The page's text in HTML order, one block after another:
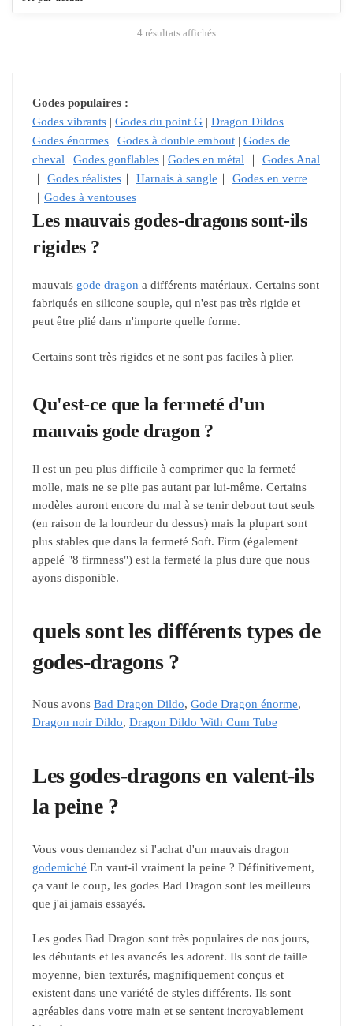
4 résultats affichés
Godes populaires :
Godes vibrants | Godes du point G | Dragon Dildos |
Godes énormes | Godes à double embout | Godes de
cheval | Godes gonflables | Godes en métal
Godes Anal
Godes réalistes Harnais à sangle
Godes en verre
Godes à ventouses
Les mauvais godes-dragons sont-ils
rigides ?
mauvais gode dragon a différents matériaux. Certains sont
fabriqués en silicone souple, qui n'est pas très rigide et
peut être plié dans n'importe quelle forme.
Certains sont très rigides et ne sont pas faciles à plier.
Qu'est-ce que la fermeté d'un
mauvais gode dragon ?
Il est un peu plus difficile à comprimer que la fermeté
molle, mais ne se plie pas autant par lui-même. Certains
modèles auront encore du mal à se tenir debout tout seuls
(en raison de la lourdeur du dessus) mais la plupart sont
plus stables que dans la fermeté Soft. Firm (également
appelé "8 firmness") est la fermeté la plus dure que nous
ayons disponible.
quels sont les différents types de
godes-dragons ?
Nous avons Bad Dragon Dildo, Gode Dragon énorme,
Dragon noir Dildo, Dragon Dildo With Cum Tube
Les godes-dragons en valent-ils
la peine ?
Vous vous demandez si l'achat d'un mauvais dragon
godemiché En vaut-il vraiment la peine ? Définitivement,
ça vaut le coup, les godes Bad Dragon sont les meilleurs
que j'ai jamais essayés.
Les godes Bad Dragon sont très populaires de nos jours,
les débutants et les avancés les adorent. Ils sont de taille
moyenne, bien texturés, magnifiquement conçus et
existent dans une variété de styles différents. Ils sont
agréables dans votre main et se sentent incroyablement